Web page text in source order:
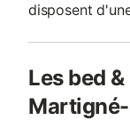
disposent
Les bed